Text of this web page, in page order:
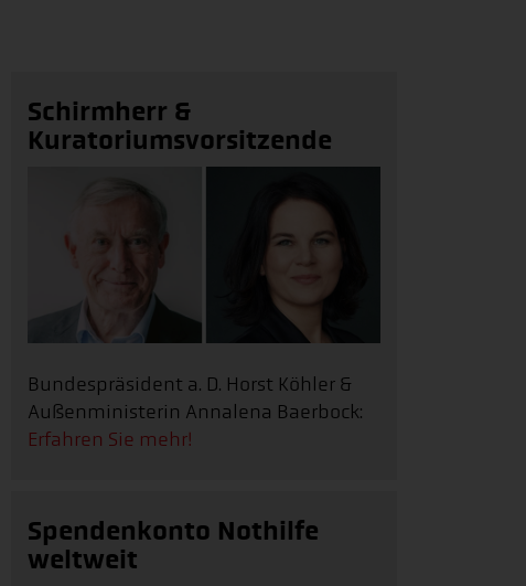
Schirmherr &
Kuratoriumsvorsitzende
Bundespräsident a. D. Horst Köhler &
Außenministerin Annalena Baerbock:
Erfahren Sie mehr!
Spendenkonto Nothilfe
weltweit